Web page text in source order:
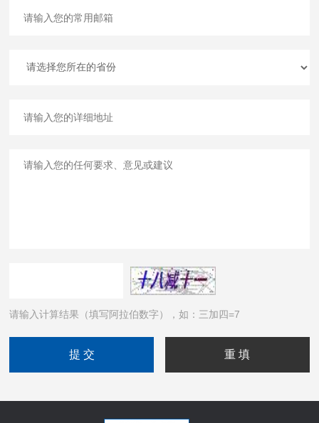
请输入计算结果（填写阿拉伯数字），如：三加四=7